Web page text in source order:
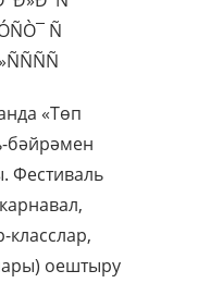
«Төп
бәйрәмен
Фестиваль
класслар,
оештыру